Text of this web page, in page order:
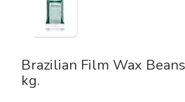
Brazilian Film Wax
kg.